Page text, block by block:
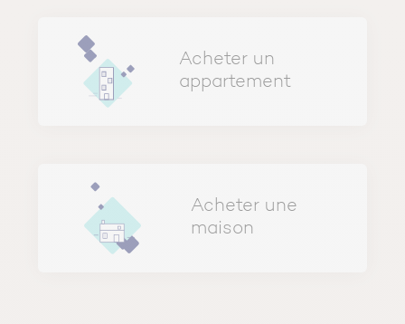
Acheter un
appartement
Acheter une
maison